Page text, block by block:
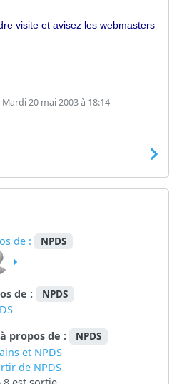
visite et avisez les webmasters
20 mai 2003 à 18:14
de : NPDS
de : NPDS
propos de :
NPDS
et NPDS
de NPDS